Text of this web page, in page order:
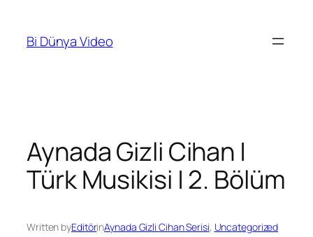
Bi Dünya Video
Aynada Gizli Cihan |
Türk Musikisi | 2. Bölüm
Written byEditörinAynada Gizli Cihan Serisi, Uncategorized